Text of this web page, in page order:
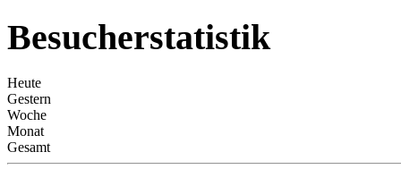
Besucherstatistik
Heute
Gestern
Woche
Monat
Gesamt